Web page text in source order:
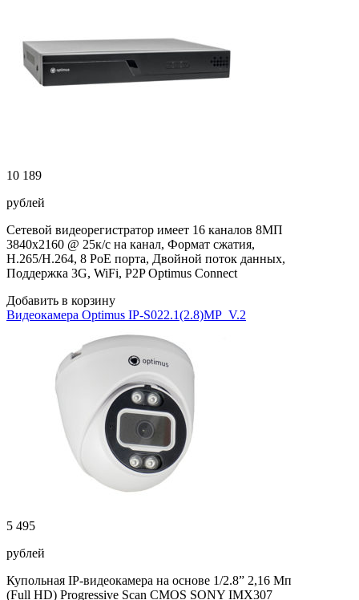
10 189
рублей
Сетевой видеорегистратор имеет 16 каналов 8МП
3840х2160 @ 25к/с на канал, Формат сжатия,
H.265/H.264, 8 PoE порта, Двойной поток данных,
Поддержка 3G, WiFi, P2P Optimus Connect
Добавить в корзину
Видеокамера Optimus IP-S022.1(2.8)MP_V.2
5 495
рублей
Купольная IP-видеокамера на основе 1/2.8” 2,16 Мп
(Full HD) Progressive Scan CMOS SONY IMX307